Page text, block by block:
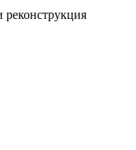
реконструкция